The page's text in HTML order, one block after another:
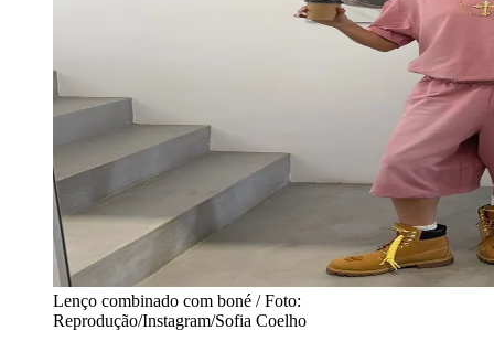
Lenço combinado com boné / Foto:
Reprodução/Instagram/Sofia Coelho